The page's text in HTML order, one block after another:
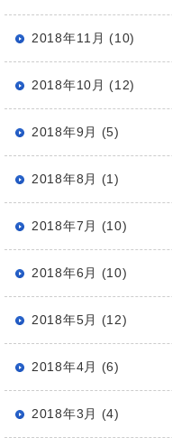
2018年11月 (10)
2018年10月 (12)
2018年9月 (5)
2018年8月 (1)
2018年7月 (10)
2018年6月 (10)
2018年5月 (12)
2018年4月 (6)
2018年3月 (4)